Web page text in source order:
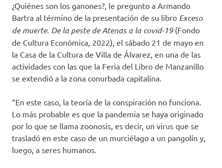
¿Quiénes son los ganones?, le pregunto a Armando
Bartra al término de la presentación de su libro Exceso
de muerte. De la peste de Atenas a la covid-19(Fondo
de Cultura Económica, 2022), el sábado 21 de mayo en
la Casa de la Cultura de Villa de Álvarez, en una de las
actividades con las que la Feria del Libro de Manzanillo
se extendió a la zona conurbada capitalina.
“En este caso, la teoría de la conspiración no funciona.
Lo más probable es que la pandemia se haya originado
por lo que se llama zoonosis, es decir, un virus que se
trasladó en este caso de un murciélago a un pangolín y,
luego, a seres humanos.